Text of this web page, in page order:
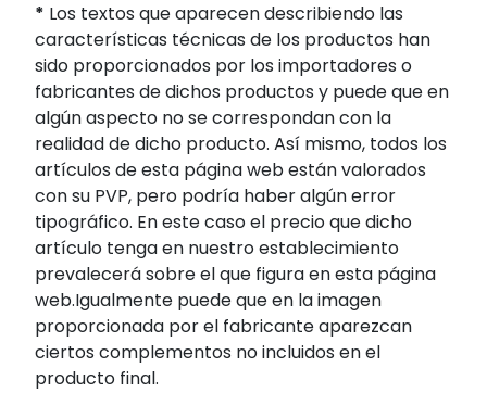
* Los textos que aparecen describiendo las
características técnicas de los productos han
sido proporcionados por los importadores o
fabricantes de dichos productos y puede que en
algún aspecto no se correspondan con la
realidad de dicho producto. Así mismo, todos los
artículos de esta página web están valorados
con su PVP, pero podría haber algún error
tipográfico. En este caso el precio que dicho
artículo tenga en nuestro establecimiento
prevalecerá sobre el que figura en esta página
web.Igualmente puede que en la imagen
proporcionada por el fabricante aparezcan
ciertos complementos no incluidos en el
producto final.